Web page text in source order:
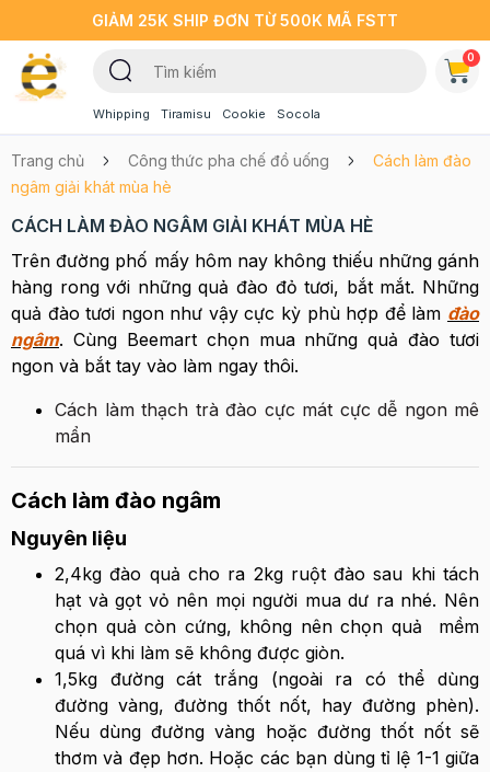
GIẢM 25K SHIP ĐƠN TỪ 500K MÃ FSTT
Whipping Tiramisu Cookie Socola
0
Trang chủ Công thức pha chế đồ uống
Cách làm đào
ngâm giải khát mùa hè
CÁCH LÀM ĐÀO NGÂM GIẢI KHÁT MÙA HÈ
Trên đường phố mấy hôm nay không thiếu những gánh
hàng rong với những quả đào đỏ tươi, bắt mắt. Những
quả đào tươi ngon như vậy cực kỳ phù hợp để làm đào
ngâm. Cùng Beemart chọn mua những quả đào tươi
ngon và bắt tay vào làm ngay thôi.
Cách làm thạch trà đào cực mát cực dễ ngon mê
mẩn
Cách làm đào ngâm
Nguyên liệu
2,4kg đào quả cho ra 2kg ruột đào sau khi tách
hạt và gọt vỏ nên mọi người mua dư ra nhé. Nên
chọn quả còn cứng, không nên chọn quả mềm
quá vì khi làm sẽ không được giòn.
1,5kg đường cát trắng (ngoài ra có thể dùng
đường vàng, đường thốt nốt, hay đường phèn).
Nếu dùng đường vàng hoặc đường thốt nốt sẽ
thơm và đẹp hơn. Hoặc các bạn dùng tỉ lệ 1-1 giữa